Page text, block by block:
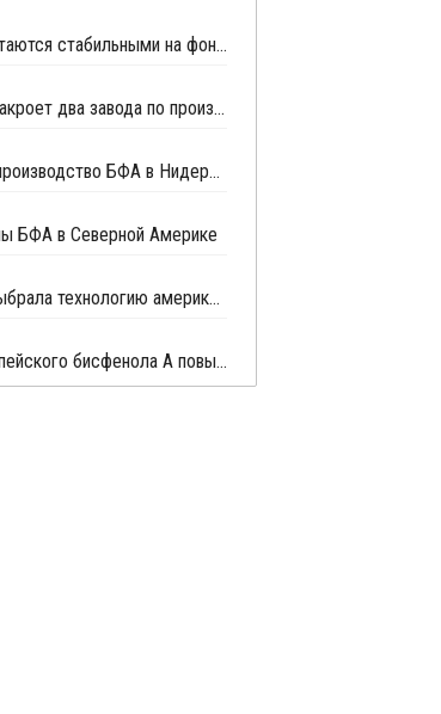
Цены БФА в США остаются стабильными на фоне дефицита предложения в Азии и роста стоимости грузоперевозок
Sasol окончательно закроет два завода по производству фенола в Хьюстоне
Hexion возобновила производство БФА в Нидерландах
БФА в Северной Америке
Zhejiang Petroleum выбрала технологию американской Badger Licensing для нового завода БФА в Китае
Спотовые цены европейского бисфенола А повышаются на фоне растущих сырьевых котировок